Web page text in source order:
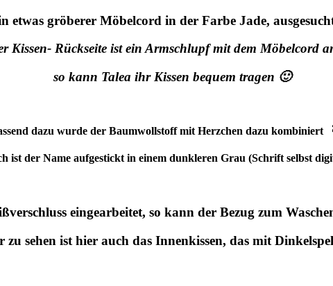
etwas gröberer Möbelcord in der Farbe Jade,
Kissen- Rückseite ist ein Armschlupf mit dem Möbelcord
so kann Talea ihr Kissen bequem tragen 🙂
dazu wurde der Baumwollstoff mit Herzchen dazu kombiniert
ist der Name aufgestickt in einem dunkleren Grau (Schrift selbst
eingearbeitet, so kann der Bezug zum
zu sehen ist hier auch das Innenkissen, das mit